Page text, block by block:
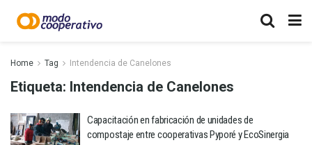
Home Tag Intendencia de Canelones
Etiqueta: Intendencia de Canelones
Capacitación en fabricación de unidades de
compostaje entre cooperativas Pyporé y EcoSinergia